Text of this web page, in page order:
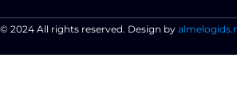
© 2024 All rights reserved. Design by